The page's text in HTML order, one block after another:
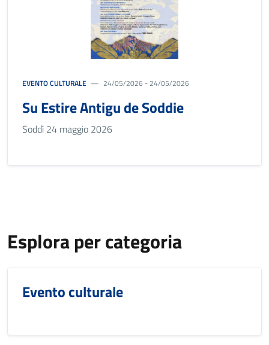
EVENTO CULTURALE 24/05/2026 - 24/05/2026
Su Estire Antigu de Soddie
Soddì 24 maggio 2026
Esplora per categoria
Evento culturale